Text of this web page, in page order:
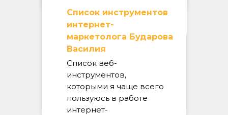
Список веб-
инструментов,
которыми я чаще всего
пользуюсь в работе
интернет-
Список инструментов
интернет-
маркетолога Бударова
Василия